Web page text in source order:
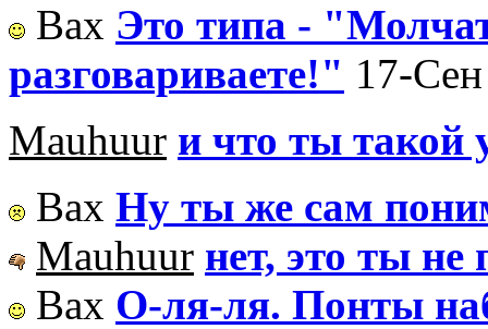
Вах Это типа -
разговариваете!" 17-
Mauhuur и что ты такой
Вах Ну ты же сам
Mauhuur нет, это ты
Вах О-ля-ля. Понты